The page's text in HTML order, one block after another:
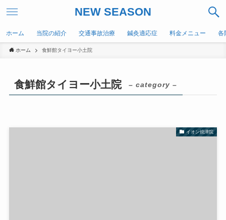
NEW SEASON
ホーム 当院の紹介 交通事故治療 鍼灸適応症 料金メニュー 各
ホーム 食鮮館タイヨー小土院
食鮮館タイヨー小土院 – category –
イオン焼津院